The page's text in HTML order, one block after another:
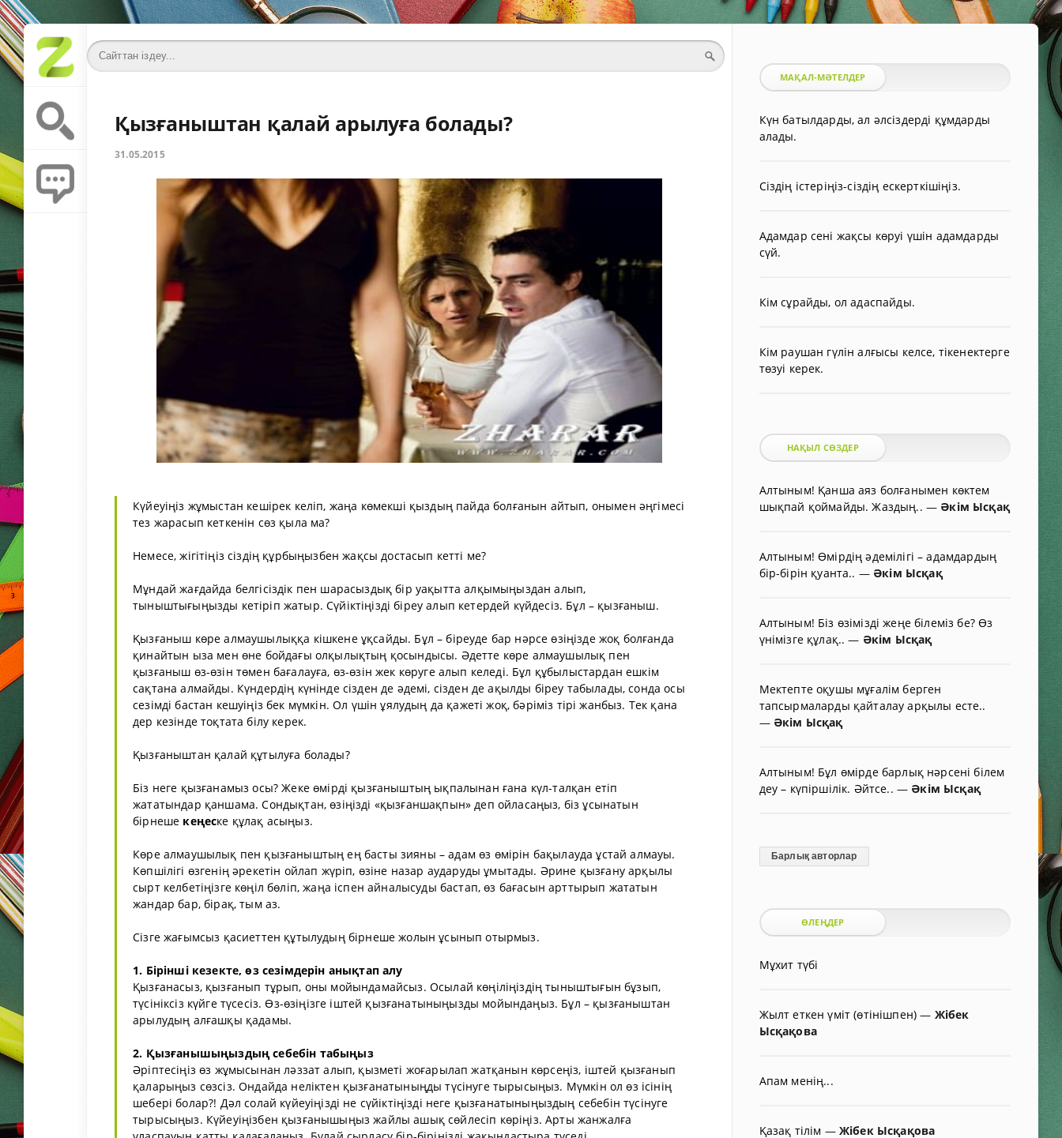
Қызғаныштан қалай арылуға болады?
31.05.2015
Күйеуіңіз жұмыстан кешірек келіп, жаңа көмекші қыздың пайда болғанын айтып, онымен әңгімесі
тез жарасып кеткенін сөз қыла ма?
Немесе, жігітіңіз сіздің құрбыңызбен жақсы достасып кетті ме?
Мұндай жағдайда белгісіздік пен шарасыздық бір уақытта алқымыңыздан алып,
тыныштығыңызды кетіріп жатыр. Сүйіктіңізді біреу алып кетердей күйдесіз. Бұл – қызғаныш.
Қызғаныш көре алмаушылыққа кішкене ұқсайды. Бұл – біреуде бар нәрсе өзіңізде жоқ болғанда
қинайтын ыза мен өне бойдағы олқылықтың қосындысы. Әдетте көре алмаушылық пен
қызғаныш өз-өзін төмен бағалауға, өз-өзін жек көруге алып келеді. Бұл құбылыстардан ешкім
сақтана алмайды. Күндердің күнінде сізден де әдемі, сізден де ақылды біреу табылады, сонда осы
сезімді бастан кешуіңіз бек мүмкін. Ол үшін ұялудың да қажеті жоқ, бәріміз тірі жанбыз. Тек қана
дер кезінде тоқтата білу керек.
Қызғаныштан қалай құтылуға болады?
Біз неге қызғанамыз осы? Жеке өмірді қызғаныштың ықпалынан ғана күл-талқан етіп
жататындар қаншама. Сондықтан, өзіңізді «қызғаншақпын» деп ойласаңыз, біз ұсынатын
бірнеше кеңеске құлақ асыңыз.
Көре алмаушылық пен қызғаныштың ең басты зияны – адам өз өмірін бақылауда ұстай алмауы.
Көпшілігі өзгенің әрекетін ойлап жүріп, өзіне назар аударуды ұмытады. Әрине қызғану арқылы
сырт келбетіңізге көңіл бөліп, жаңа іспен айналысуды бастап, өз бағасын арттырып жататын
жандар бар, бірақ, тым аз.
Сізге жағымсыз қасиеттен құтылудың бірнеше жолын ұсынып отырмыз.
1. Бірінші кезекте, өз сезімдерін анықтап алу
Қызғанасыз, қызғанып тұрып, оны мойындамайсыз. Осылай көңіліңіздің тыныштығын бұзып,
түсініксіз күйге түсесіз. Өз-өзіңізге іштей қызғанатыныңызды мойындаңыз. Бұл – қызғаныштан
арылудың алғашқы қадамы.
2. Қызғанышыңыздың себебін табыңыз
Әріптесіңіз өз жұмысынан ләззат алып, қызметі жоғарылап жатқанын көрсеңіз, іштей қызғанып
қаларыңыз сөзсіз. Ондайда неліктен қызғанатыныңды түсінуге тырысыңыз. Мүмкін ол өз ісінің
шебері болар?! Дәл солай күйеуіңізді не сүйіктіңізді неге қызғанатыныңыздың себебін түсінуге
тырысыңыз. Күйеуіңізбен қызғанышыңыз жайлы ашық сөйлесіп көріңіз. Арты жанжалға
МАҚАЛ-МӘТЕЛДЕР
Күн батылдарды, ал әлсіздерді құмдарды
алады.
Сіздің істеріңіз-сіздің ескерткішіңіз.
Адамдар сені жақсы көруі үшін адамдарды
сүй.
Кім сұрайды, ол адаспайды.
Кім раушан гүлін алғысы келсе, тікенектерге
төзуі керек.
НАҚЫЛ СӨЗДЕР
Алтыным! Қанша аяз болғанымен көктем
шықпай қоймайды. Жаздың.. — Әкім Ысқақ
Алтыным! Өмірдің әдемілігі – адамдардың
бір-бірін қуанта.. — Әкім Ысқақ
Алтыным! Біз өзімізді жеңе білеміз бе? Өз
үнімізге құлақ..— Әкім Ысқақ
Мектепте оқушы мұғалім берген
тапсырмаларды қайталау арқылы есте..
— Әкім Ысқақ
Алтыным! Бұл өмірде барлық нәрсені білем
деу – күпіршілік. Әйтсе.. — Әкім Ысқақ
Барлық авторлар
ӨЛЕҢДЕР
Мұхит түбі
Жылт еткен үміт (өтінішпен)— Жібек
Ысқақова
Апам менің...
Қазақ тілім — Жібек Ысқақова